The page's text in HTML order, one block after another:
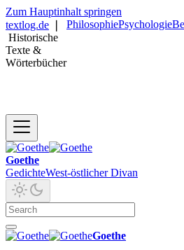
Zum Hauptinhalt springen
textlog.de
Historische
Texte &
Wörterbücher
PhilosophiePsychologie
Goethe
GedichteWest-östlicher Divan
Goethe